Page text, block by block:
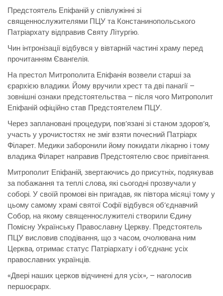
Предстоятель Епіфаній у співлужінні зі
священнослужителями ПЦУ та Констанинопольського
Патріархату відправив Святу Літургію.
Чин інтронізації відбувся у вівтарній частині храму перед
прочитанням Євангелія.
На престол Митрополита Епіфанія возвели старші за
єрархією владики. Йому вручили хрест та дві панагії –
зовнішні ознаки предстоятельства – після чого Митрополит
Епіфаній офіційно став Предстоятелем ПЦУ.
Через заплановані процедури, пов’язані зі станом здоров’я,
участь у урочистостях не зміг взяти почесний Патріарх
Філарет. Медики заборонили йому покидати лікарню і тому
владика Філарет направив Предстоятелю своє привітання.
Митрополит Епіфаній, звертаючись до присутніх, подякував
за побажання та теплі слова, які сьогодні прозвучали у
соборі. У своїй промові він пригадав, як півтора місяці тому у
цьому самому храмі святої Софії відбувся об’єднавчий
Собор, на якому священнослужителі створили Єдину
Помісну Українську Православну Церкву. Предстоятель
ПЦУ висловив сподівання, що з часом, очолювана ним
Церква, отримає статус Патріархату і об’єднанє усіх
православних українців.
«Двері наших церков відчинені для усіх», – наголосив
першоєрарх.